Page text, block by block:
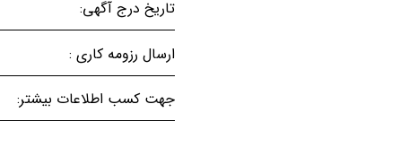
تاریخ درج آگهی:
ارسال رزومه کاری :
جهت کسب اطلاعات بیشتر: